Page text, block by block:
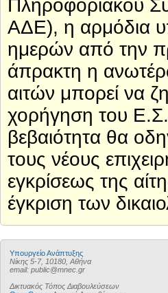
Πληροφοριακού
ΑΔΕ), η αρμόδια
ημερών από την
άπρακτη η
αιτών μπορεί να
χορήγηση του
βεβαιότητα θα
τους νέους
εγκρίσεως της
έγκριση των
Υπουργείο Ανάπτυξης
Νίκης 5-7, 10180, Αθήνα
email: public@mnec.gr
Δικτυακός Τόπος Διαβουλεύσεων